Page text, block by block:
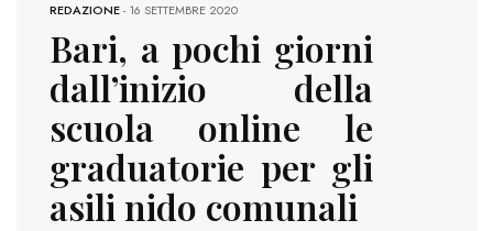
REDAZIONE-16 SETTEMBRE 2020
Bari, a pochi giorni
dall’inizio della
scuola online le
graduatorie per gli
asili nido comunali